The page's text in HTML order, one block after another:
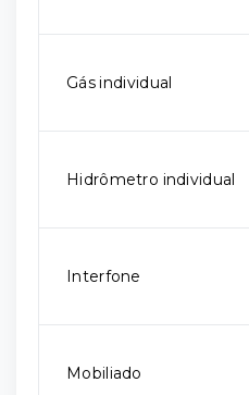
Gás individual
Hidrômetro individual
Interfone
Mobiliado